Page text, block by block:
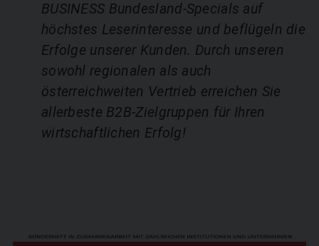
BUSINESS Bundesland-Specials auf
höchstes Leserinteresse und beflügeln die
Erfolge unserer Kunden. Durch unseren
sowohl regionalen als auch
österreichweiten Vertrieb erreichen Sie
allerbeste B2B-Zielgruppen für Ihren
wirtschaftlichen Erfolg!